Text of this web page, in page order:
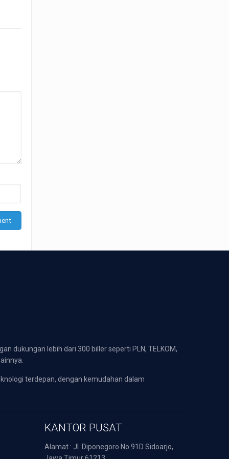
dukungan lebih dari 300 biller seperti PLN, TELKOM,
terdepan, dengan kemudahan dalam
KANTOR PUSAT
Alamat : Jl. Diponegoro No.91D Sidoarjo,